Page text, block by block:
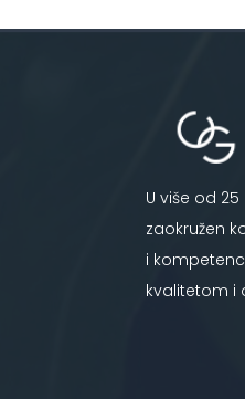
U više od
zaokružen
i
kvalitetom i